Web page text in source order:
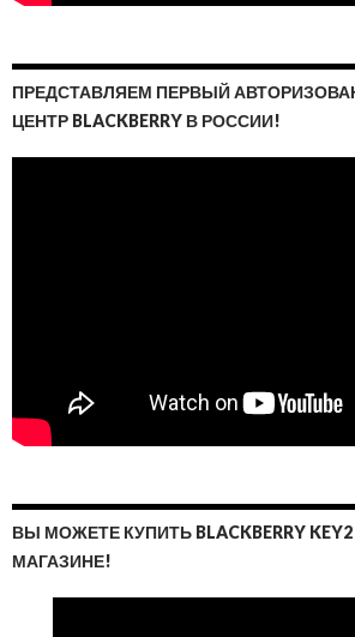
ПРЕДСТАВЛЯЕМ ПЕРВЫЙ
ЦЕНТР BLACKBERRY В РОССИИ!
ВЫ МОЖЕТЕ КУПИТЬ BLACKBERRY
МАГАЗИНЕ!